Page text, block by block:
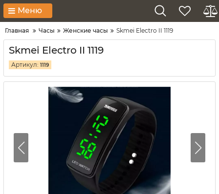
Меню
Главная Часы Женские часы Skmei Electro II 1119
Skmei Electro II 1119
Артикул: 1119